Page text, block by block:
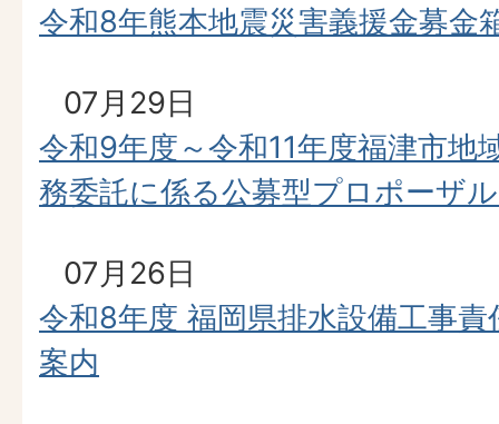
令和8年熊本地震災害義援金募金
07月29日
令和9年度～令和11年度福津市地
務委託に係る公募型プロポーザ
07月26日
令和8年度 福岡県排水設備工事
案内